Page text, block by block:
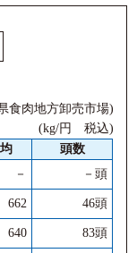
食肉地方卸売市場)
(kg/円 税込)
頭数
－ －頭
662 46頭
640 83頭